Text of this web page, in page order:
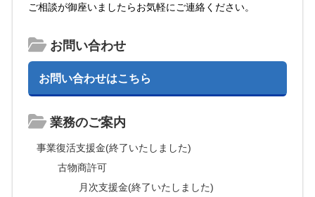
ご相談が御座いましたらお気軽にご連絡ください。
お問い合わせ
お問い合わせはこちら
業務のご案内
事業復活支援金(終了いたしました)
古物商許可
月次支援金(終了いたしました)